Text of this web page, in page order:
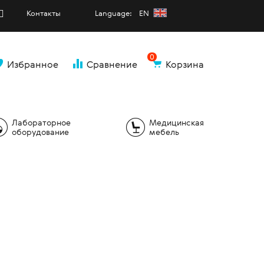
Контакты Language: EN
Избранное Сравнение
0
Корзина
Лабораторное
оборудование
Медицинская
мебель